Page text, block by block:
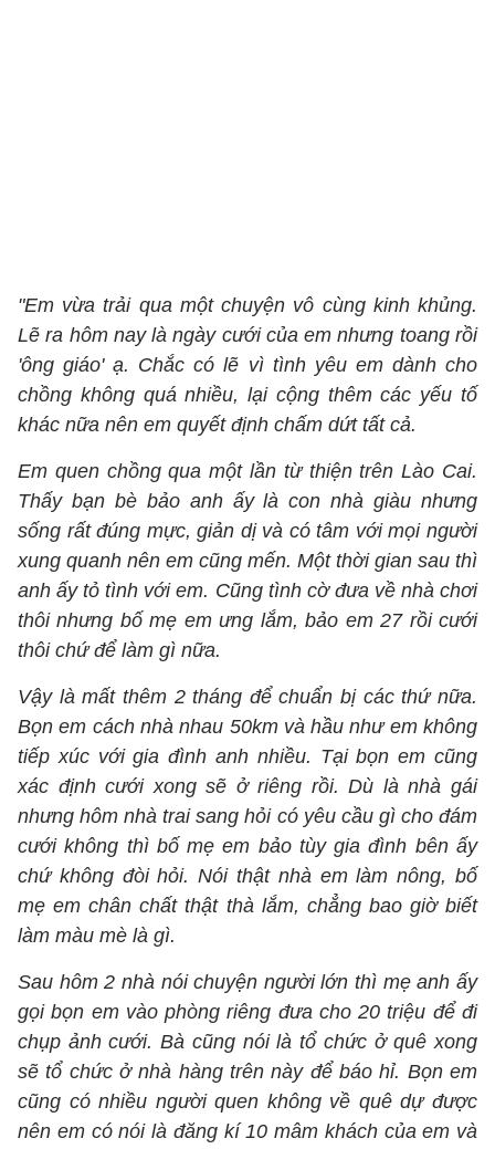
"Em vừa trải qua một chuyện vô cùng kinh khủng.
Lẽ ra hôm nay là ngày cưới của em nhưng toang rồi
'ông giáo' ạ. Chắc có lẽ vì tình yêu em dành cho
chồng không quá nhiều, lại cộng thêm các yếu tố
khác nữa nên em quyết định chấm dứt tất cả.
Em quen chồng qua một lần từ thiện trên Lào Cai.
Thấy bạn bè bảo anh ấy là con nhà giàu nhưng
sống rất đúng mực, giản dị và có tâm với mọi người
xung quanh nên em cũng mến. Một thời gian sau thì
anh ấy tỏ tình với em. Cũng tình cờ đưa về nhà chơi
thôi nhưng bố mẹ em ưng lắm, bảo em 27 rồi cưới
thôi chứ để làm gì nữa.
Vậy là mất thêm 2 tháng để chuẩn bị các thứ nữa.
Bọn em cách nhà nhau 50km và hầu như em không
tiếp xúc với gia đình anh nhiều. Tại bọn em cũng
xác định cưới xong sẽ ở riêng rồi. Dù là nhà gái
nhưng hôm nhà trai sang hỏi có yêu cầu gì cho đám
cưới không thì bố mẹ em bảo tùy gia đình bên ấy
chứ không đòi hỏi. Nói thật nhà em làm nông, bố
mẹ em chân chất thật thà lắm, chẳng bao giờ biết
làm màu mè là gì.
Sau hôm 2 nhà nói chuyện người lớn thì mẹ anh ấy
gọi bọn em vào phòng riêng đưa cho 20 triệu để đi
chụp ảnh cưới. Bà cũng nói là tổ chức ở quê xong
sẽ tổ chức ở nhà hàng trên này để báo hỉ. Bọn em
cũng có nhiều người quen không về quê dự được
nên em có nói là đăng kí 10 mâm khách của em và